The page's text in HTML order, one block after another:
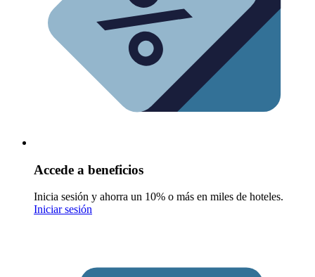
Accede a beneficios
Inicia sesión y ahorra un 10% o más en miles de hoteles.
Iniciar sesión